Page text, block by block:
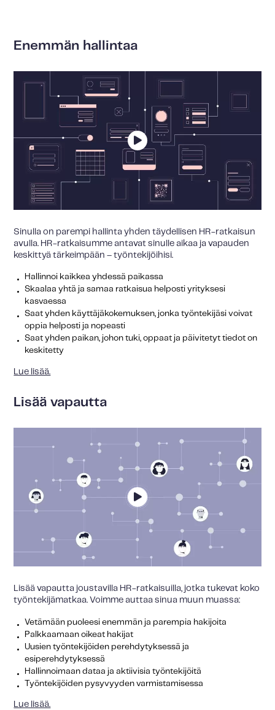
Enemmän hallintaa
Sinulla on parempi hallinta yhden täydellisen HR-ratkaisun
avulla. HR-ratkaisumme antavat sinulle aikaa ja vapauden
keskittyä tärkeimpään – työntekijöihisi.
Hallinnoi kaikkea yhdessä paikassa
Skaalaa yhtä ja samaa ratkaisua helposti yrityksesi
kasvaessa
Saat yhden käyttäjäkokemuksen, jonka työntekijäsi voivat
oppia helposti ja nopeasti
Saat yhden paikan, johon tuki, oppaat ja päivitetyt tiedot on
keskitetty
Lue lisää.
Lisää vapautta
Lisää vapautta joustavilla HR-ratkaisuilla, jotka tukevat koko
työntekijämatkaa. Voimme auttaa sinua muun muassa:
Vetämään puoleesi enemmän ja parempia hakijoita
Palkkaamaan oikeat hakijat
Uusien työntekijöiden perehdytyksessä ja
esiperehdytyksessä
Hallinnoimaan dataa ja aktiivisia työntekijöitä
Työntekijöiden pysyvyyden varmistamisessa
Lue lisää.